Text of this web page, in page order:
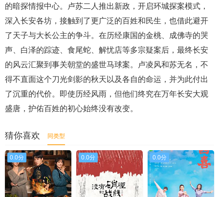
的暗探情报中心。卢苏二人推出新政，开启环城探案模式，
深入长安各坊，接触到了更广泛的百姓和民生，也借此避开
了天子与大长公主的争斗。在历经康国的金桃、成佛寺的哭
声、白泽的踪迹、食尾蛇、解忧店等多宗疑案后，最终长安
的风云汇聚到事关朝堂的盛世马球案。卢凌风和苏无名，不
得不直面这个刀光剑影的秋天以及各自的命运，并为此付出
了沉重的代价。即使历经风雨，但他们终究在万年长安大观
盛唐，护佑百姓的初心始终没有改变。
猜你喜欢 同类型
0.0分 0.0分 0.0分